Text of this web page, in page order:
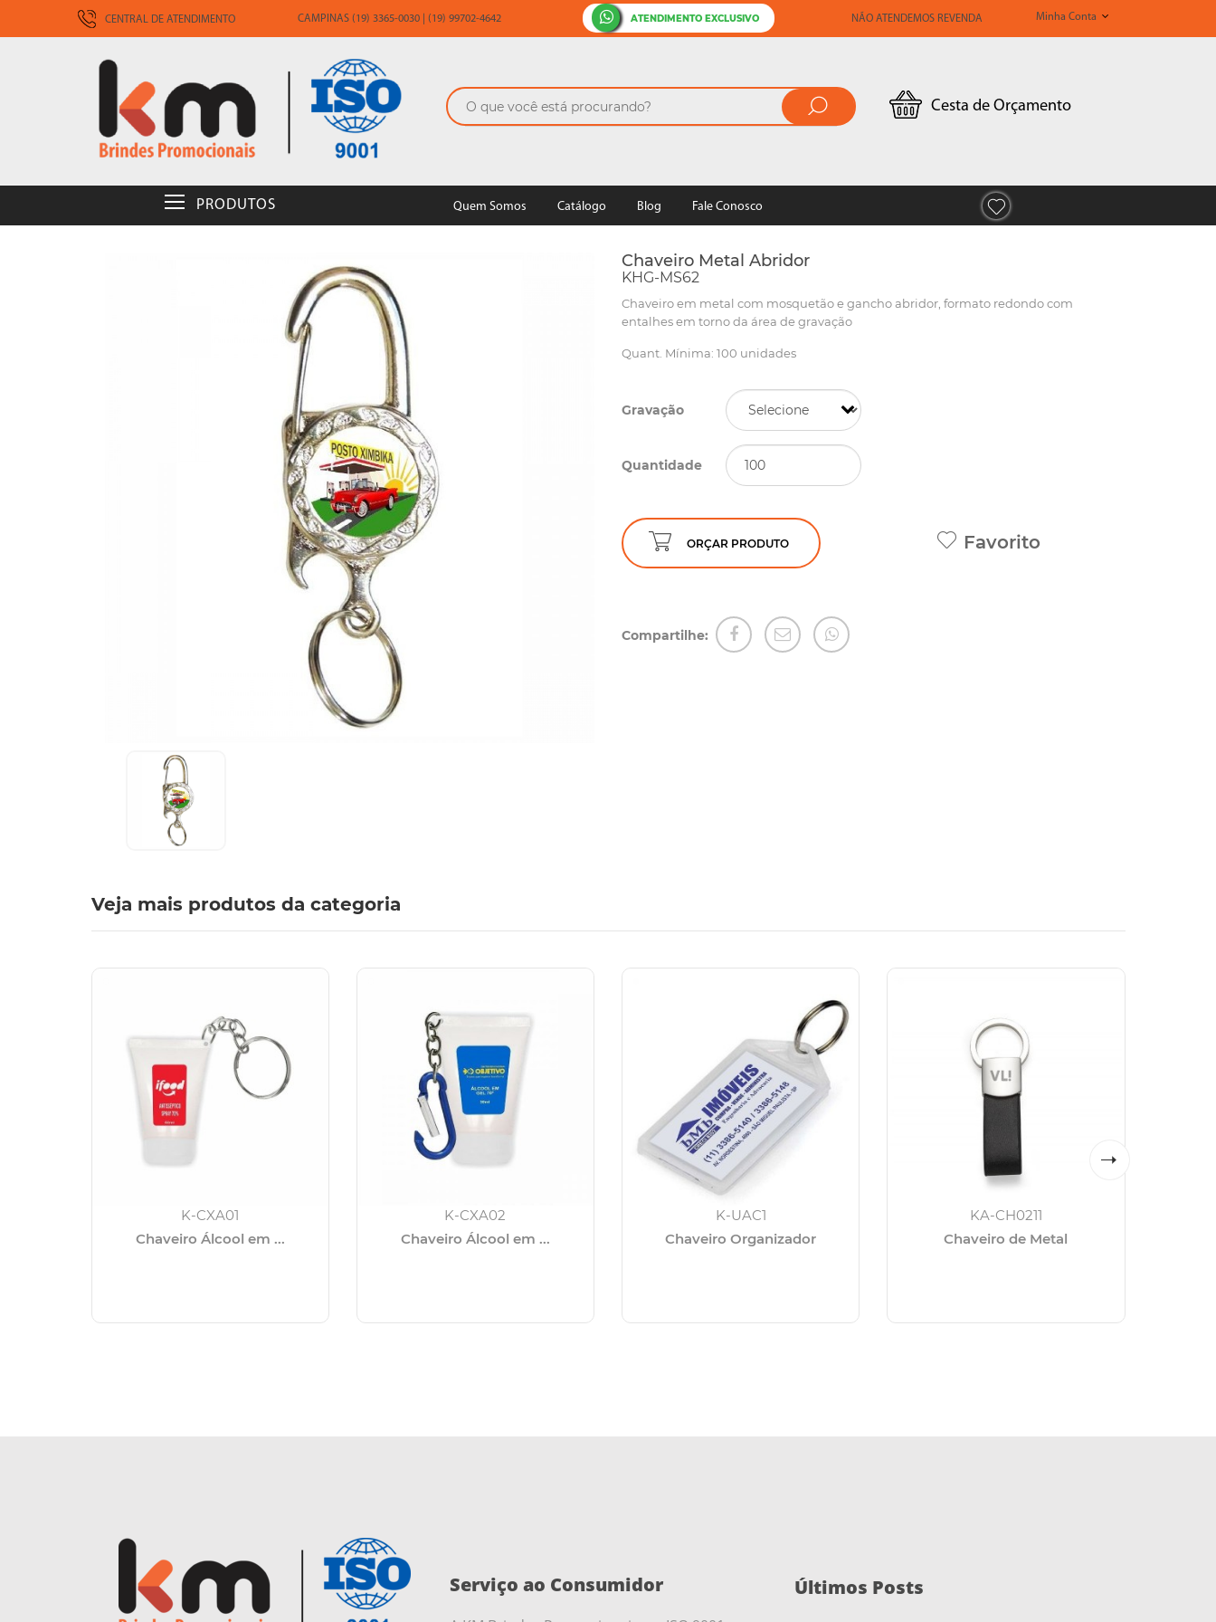
CENTRAL DE ATENDIMENTO CAMPINAS (19) 3365-0030 | (19) 99702-4642 ATENDIMENTO EXCLUSIVO NÃO ATENDEMOS REVENDA Minha Conta
Cesta de Orçamento
PRODUTOS Quem Somos Catálogo Blog Fale Conosco
Chaveiro Metal Abridor
KHG-MS62
Chaveiro em metal com mosquetão e gancho abridor, formato redondo com
entalhes em torno da área de gravação
Quant. Mínima: 100 unidades
Gravação
Quantidade
ORÇAR PRODUTO Favorito
Compartilhe:
Veja mais produtos da categoria
K-CXA01
Chaveiro Álcool em ...
K-CXA02
Chaveiro Álcool em ...
K-UAC1
Chaveiro Organizador
KA-CH0211
Chaveiro de Metal
Serviço ao Consumidor Últimos Posts